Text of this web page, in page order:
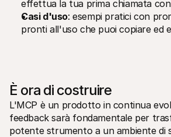
effettua la tua prima chiamata
Casi d'uso: esempi pratici con
pronti all'uso che puoi copiare ed
È ora di costruire
L'MCP è un prodotto in continua
feedback sarà fondamentale per
potente strumento a un ambiente di